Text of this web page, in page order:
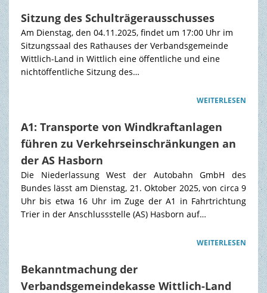
Sitzung des Schulträgerausschusses
Am Dienstag, den 04.11.2025, findet um 17:00 Uhr im
Sitzungssaal des Rathauses der Verbandsgemeinde
Wittlich-Land in Wittlich eine öffentliche und eine
nichtöffentliche Sitzung des…
WEITERLESEN
A1: Transporte von Windkraftanlagen
führen zu Verkehrseinschränkungen an
der AS Hasborn
Die Niederlassung West der Autobahn GmbH des
Bundes lässt am Dienstag, 21. Oktober 2025, von circa 9
Uhr bis etwa 16 Uhr im Zuge der A1 in Fahrtrichtung
Trier in der Anschlussstelle (AS) Hasborn auf…
WEITERLESEN
Bekanntmachung der
Verbandsgemeindekasse Wittlich-Land